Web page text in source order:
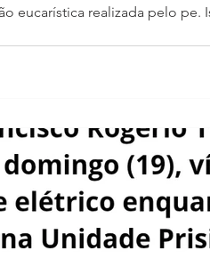
eucarística realizada pelo pe.
Carcerária Henrique Moura e Ir.